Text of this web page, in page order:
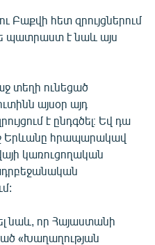
Բաքվի հետ զրույցներում
պատրաստ է նաև այս
տեղի ունեցած
այսօր այդ
է ընդգծել։ Եվ դա
Երևանը հրապարակավ
կառուցողական
նաև, որ Հայաստանի
«Խաղաղության